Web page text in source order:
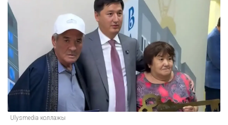
Ulysmedia коллажы